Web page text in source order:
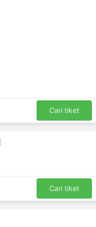
ditempah
perjalanan anda
lebih cekap.
ada juga
pergi ke stesen
- lakukannya di mana
tiket penerbangan.
perjalanan dengan
anda habiskan di
daftar masuk dan
terletak di tengah-
Cari tiket
Cari tiket